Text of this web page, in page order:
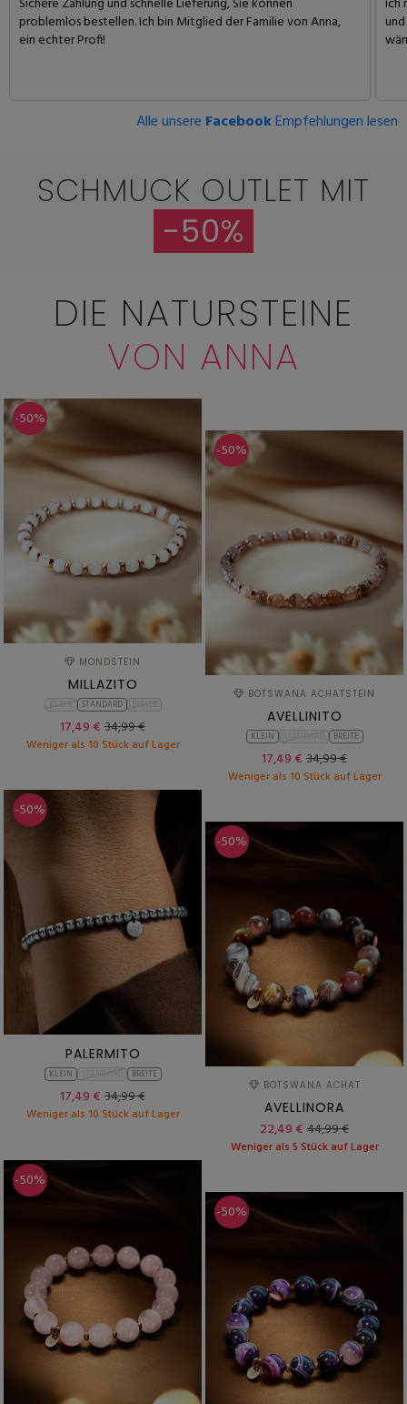
Sichere Zahlung und schnelle Lieferung, Sie können
problemlos bestellen. Ich bin Mitglied der Familie von Anna,
ein echter Profi!
ich
Alle unsere FacebookEmpfehlungen lesen
SCHMUCK OUTLET MIT
-50%
DIE NATURSTEINE
VON ANNA
-50%
MONDSTEIN
MILLAZITO
STANDARD
17,49 € 34,99 €
Weniger als 10 Stück auf Lager
-50%
BOTSWANA ACHATSTEIN
AVELLINITO
KLEIN BREITE
17,49 € 34,99 €
Weniger als 10 Stück auf Lager
-50%
PALERMITO
KLEIN BREITE
17,49 € 34,99 €
Weniger als 10 Stück auf Lager
-50%
BOTSWANA ACHAT
AVELLINORA
22,49 € 44,99 €
Weniger als 5 Stück auf Lager
-50%
-50%